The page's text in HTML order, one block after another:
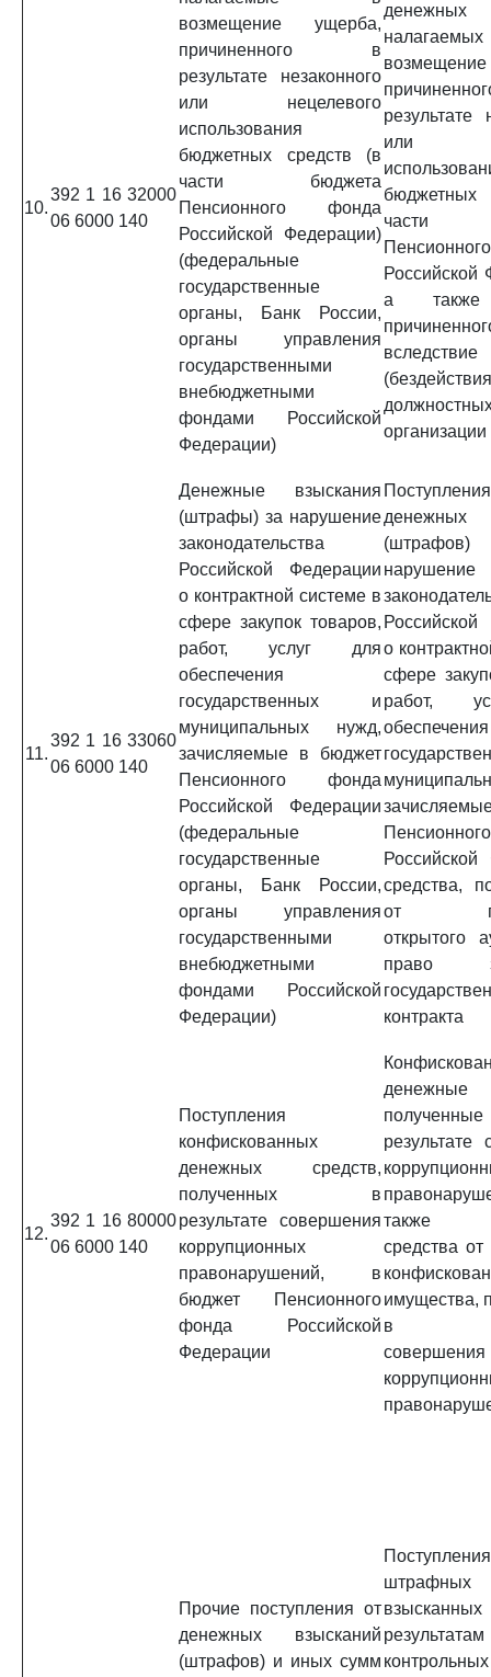
10.
392 1 16 32000
06 6000 140
возмещение ущерба,
причиненного в
результате незаконного
или нецелевого
использования
бюджетных средств (в
части бюджета
Пенсионного фонда
Российской Федерации)
(федеральные
государственные
органы, Банк России,
органы управления
государственными
внебюджетными
фондами Российской
Федерации)
денежных
результате
или
бюджетных
части
Российской
а также
организации
11.
392 1 16 33060
06 6000 140
Денежные взыскания
(штрафы) за нарушение
законодательства
Российской Федерации
о контрактной системе в
сфере закупок товаров,
работ, услуг для
обеспечения
государственных и
муниципальных нужд,
зачисляемые в бюджет
Пенсионного фонда
Российской Федерации
(федеральные
государственные
органы, Банк России,
органы управления
государственными
внебюджетными
фондами Российской
Федерации)
денежных
нарушение
о
сфере
работ,
обеспечения
средства,
от
открытого
право
контракта
12.
392 1 16 80000
06 6000 140
Поступления
конфискованных
денежных средств,
полученных в
результате совершения
коррупционных
правонарушений, в
бюджет Пенсионного
фонда Российской
Федерации
денежные
результате
также
средства от
имущества,
в
совершения
Прочие поступления от
денежных взысканий
(штрафов) и иных сумм
штрафных